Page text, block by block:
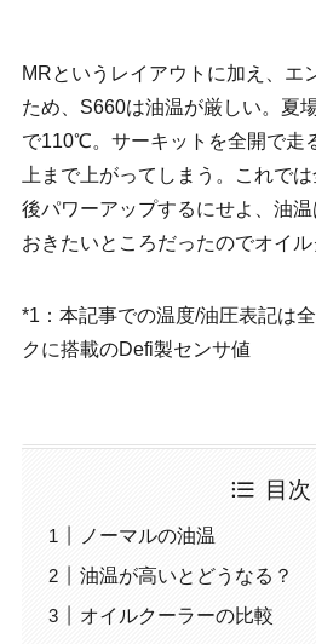
MRというレイアウトに加え、エ
ため、S660は油温が厳しい。夏
で110℃。サーキットを全開で走
上まで上がってしまう。これで
後パワーアップするにせよ、油
おきたいところだったのでオイル
*1：本記事での温度/油圧表記は
クに搭載のDefi製センサ値
目次
ノーマルの油温
油温が高いとどうなる？
オイルクーラーの比較